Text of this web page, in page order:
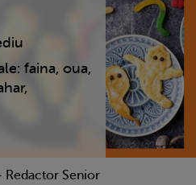
faina, oua,
Redactor Senior